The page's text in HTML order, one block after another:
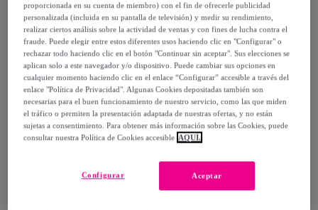
Compra rápida
proporcionada en su cuenta de miembro) con el fin de ofrecerle publicidad
personalizada (incluida en su pantalla de televisión) y medir su rendimiento,
realizar ciertos análisis sobre la actividad de ventas y con fines de lucha contra el
fraude. Puede elegir entre estos diferentes usos haciendo clic en "Configurar" o
rechazar todo haciendo clic en el botón "Continuar sin aceptar". Sus elecciones se
aplican solo a este navegador y/o dispositivo. Puede cambiar sus opciones en
cualquier momento haciendo clic en el enlace “Configurar” accesible a través del
enlace "Política de Privacidad". Algunas Cookies depositadas también son
necesarias para el buen funcionamiento de nuestro servicio, como las que miden
el tráfico o permiten la presentación adaptada de nuestras ofertas, y no están
sujetas a consentimiento. Para obtener más información sobre las Cookies, puede
consultar nuestra Política de Cookies accesible AQUÍ.
Aceptar
Configurar